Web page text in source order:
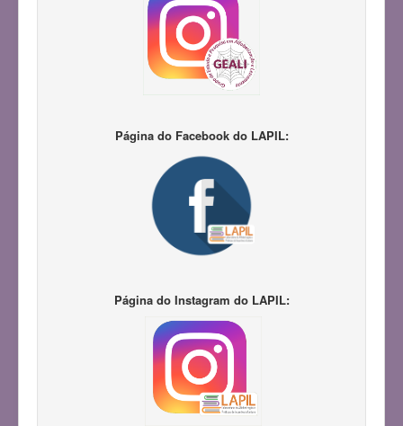
Página do Facebook do LAPIL:
Página do Instagram do LAPIL: